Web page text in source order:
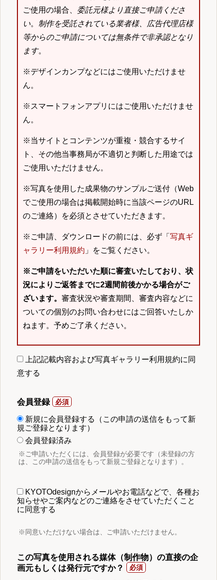
ご使用の場合、 委託元様より直接ご申請くださ
い。 制作を受託されている業者様、広告代理店様
等からのご申請については無条件で非承認となり
ます。
※デザインカンプなどにはご使用いただけませ
ん。
※スマートフォンアプリにはご使用いただけませ
ん。
※当サイトとコンテンツが重複・競合するサイ
ト、その他当事務局が不適切と判断した用途では
ご使用いただけません。
※写真を使用した成果物のサンプルご送付（Web
でご使用の場合は掲載開始時に当該ページのURL
のご連絡）を必須とさせていただきます。
※ご申請、ダウンロードの前には、必ず「 写真ギ
ャラリー利用規約 」をご覧ください。
※ご申請をいただいた順に審査いたしており、状
況によりご返答までに2週間前後かかる場合がご
ざいます。 審査状況や審査期間、審査内容などに
ついての個別のお問い合わせにはご回答いたしか
ねます。予めご了承ください。
上記記載内容および写真ギャラリー利用規約に同
意する
会員登録
新規に会員登録する（この申請の送信をもって新
規ご登録となります）
会員登録済み
※ご申請いただくには、会員登録が必要です（未登録の方
は、この申請の送信をもって新規ご登録となります）。
KYOTOdesignからメールやお電話などで、各種お
知らせやご案内などのご連絡をさせていただくこと
に同意する
※同意いただけない場合は、ご申請いただけません。
この写真を使用される媒体（制作物）の直接の企
画元もしくは発行元ですか？